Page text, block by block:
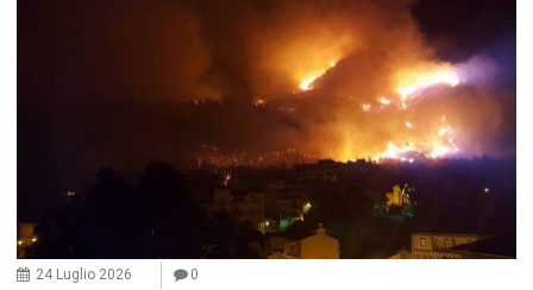
24 Luglio 2026 0